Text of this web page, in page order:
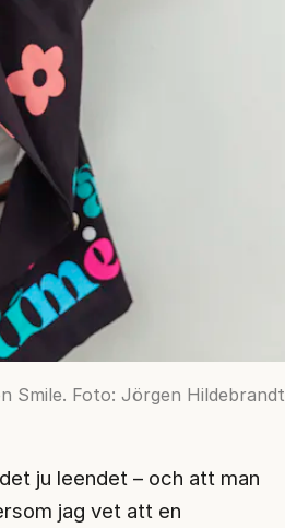
Smile. Foto: Jörgen Hildebrandt
ju leendet – och att man
jag vet att en